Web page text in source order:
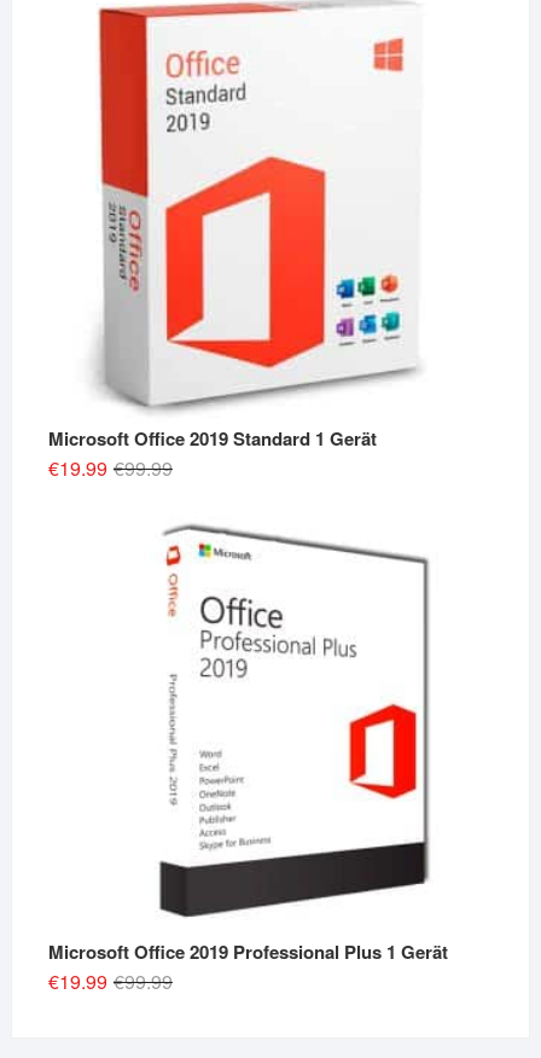
was:
is:
Microsoft Office 2019 Standard 1 Gerät
€99.99Original
was:
€99.99.
€19.99
Current
is:
€19.99.
Microsoft Office 2019 Professional Plus 1 Gerät
€99.99Original
€19.99
Current